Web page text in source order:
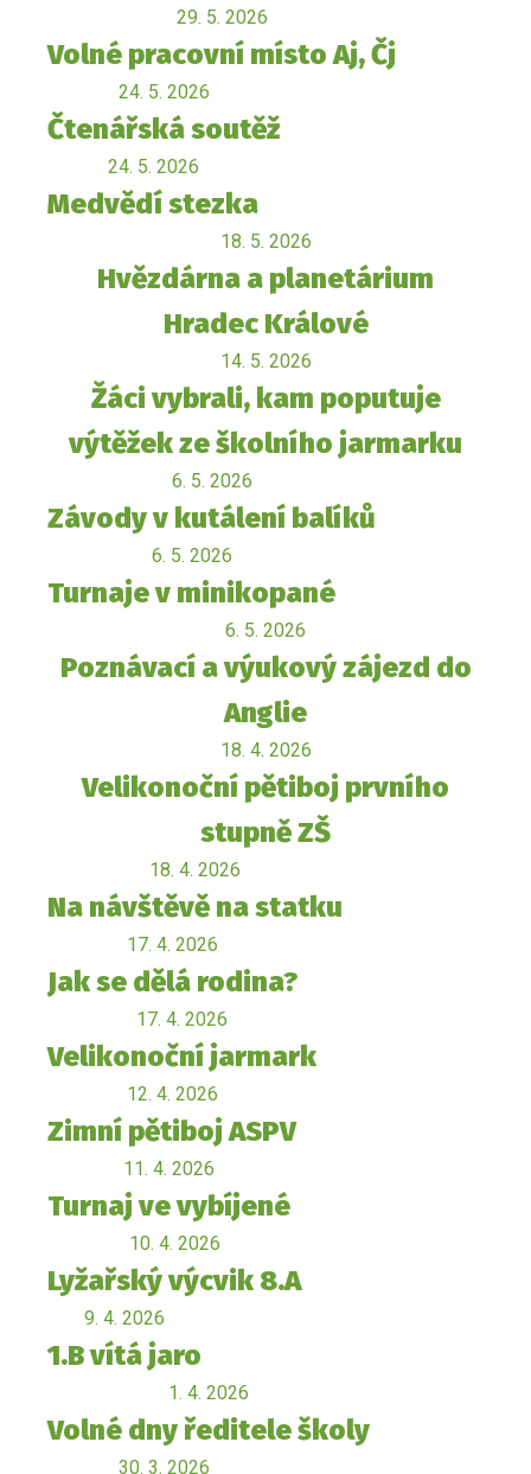
29. 5. 2026
Volné pracovní místo Aj, Čj
24. 5. 2026
Čtenářská soutěž
24. 5. 2026
Medvědí stezka
18. 5. 2026
Hvězdárna a planetárium
Hradec Králové
14. 5. 2026
Žáci vybrali, kam poputuje
výtěžek ze školního jarmarku
6. 5. 2026
Závody v kutálení balíků
6. 5. 2026
Turnaje v minikopané
6. 5. 2026
Poznávací a výukový zájezd do
Anglie
18. 4. 2026
Velikonoční pětiboj prvního
stupně ZŠ
18. 4. 2026
Na návštěvě na statku
17. 4. 2026
Jak se dělá rodina?
17. 4. 2026
Velikonoční jarmark
12. 4. 2026
Zimní pětiboj ASPV
11. 4. 2026
Turnaj ve vybíjené
10. 4. 2026
Lyžařský výcvik 8.A
9. 4. 2026
1.B vítá jaro
1. 4. 2026
Volné dny ředitele školy
30. 3. 2026